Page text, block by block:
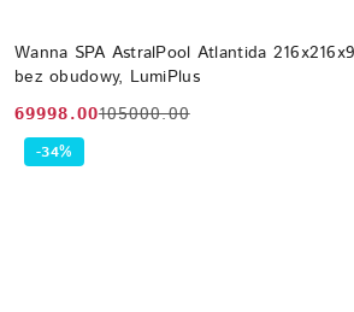
Wanna SPA AstralPool Atlantida
bez obudowy, LumiPlus
Cena
promocyjna:
69998.00
Cena
przed
105000.00
-34%